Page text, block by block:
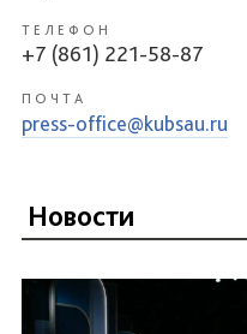
ТЕЛЕФОН
+7 (861) 221-58-87
ПОЧТА
press-office@kubsau.ru
Новости